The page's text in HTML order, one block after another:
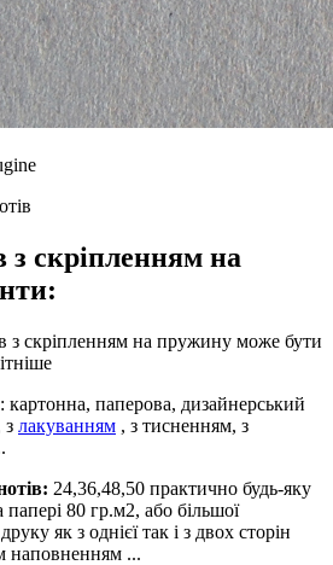
з скріпленням на
з скріпленням на пружину може бути
: картонна, паперова, дизайнерський
з лакуванням , з тисненням, з
24,36,48,50 практично будь-яку
папері 80 гр.м2, або більшої
як з однієї так і з двох сторін
наповненням ...